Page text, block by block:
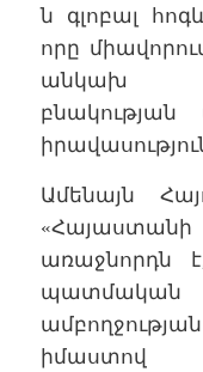
ն գլոբալ
որը
անկախ
Ամենայն
առաջնորդն
իմաստով